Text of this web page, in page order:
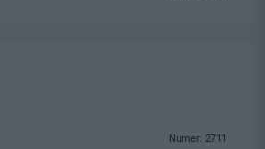
Numer: 2711